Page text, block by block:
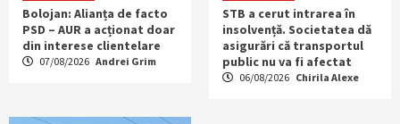
Bolojan: Alianța de facto
PSD – AUR a acționat doar
din interese clientelare
07/08/2026 Andrei Grim
STB a cerut intrarea în
insolvență. Societatea dă
asigurări că transportul
public nu va fi afectat
06/08/2026 Chirila Alexe